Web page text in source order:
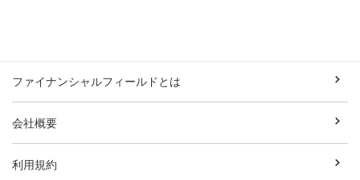
ファイナンシャルフィールドとは
会社概要
利用規約